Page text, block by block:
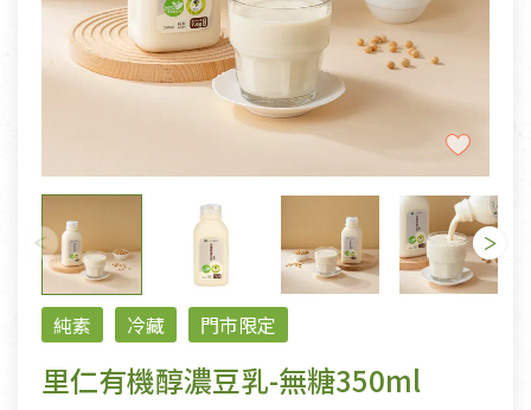
純素 冷藏 門市限定
里仁有機醇濃豆乳-無糖350ml